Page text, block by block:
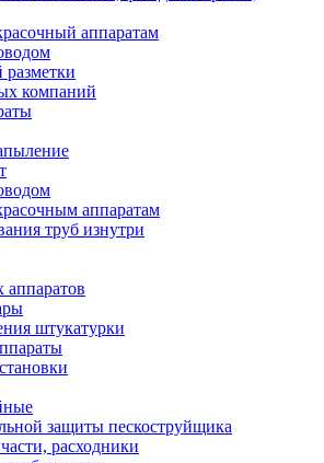
аппаратам
компаний
аппаратам
труб изнутри
аппаратов
штукатурки
защиты пескоструйщика
расходники